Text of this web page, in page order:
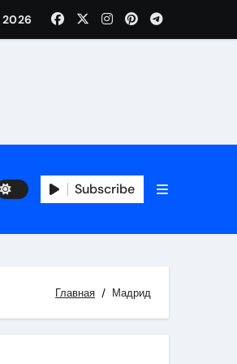
2026
Subscribe
Главная Мадрид